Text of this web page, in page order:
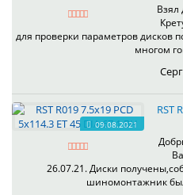
Взял
для проверки параметров дисков
многом
09.08.2021
RST
26.07.21. Диски
шиномонтажник